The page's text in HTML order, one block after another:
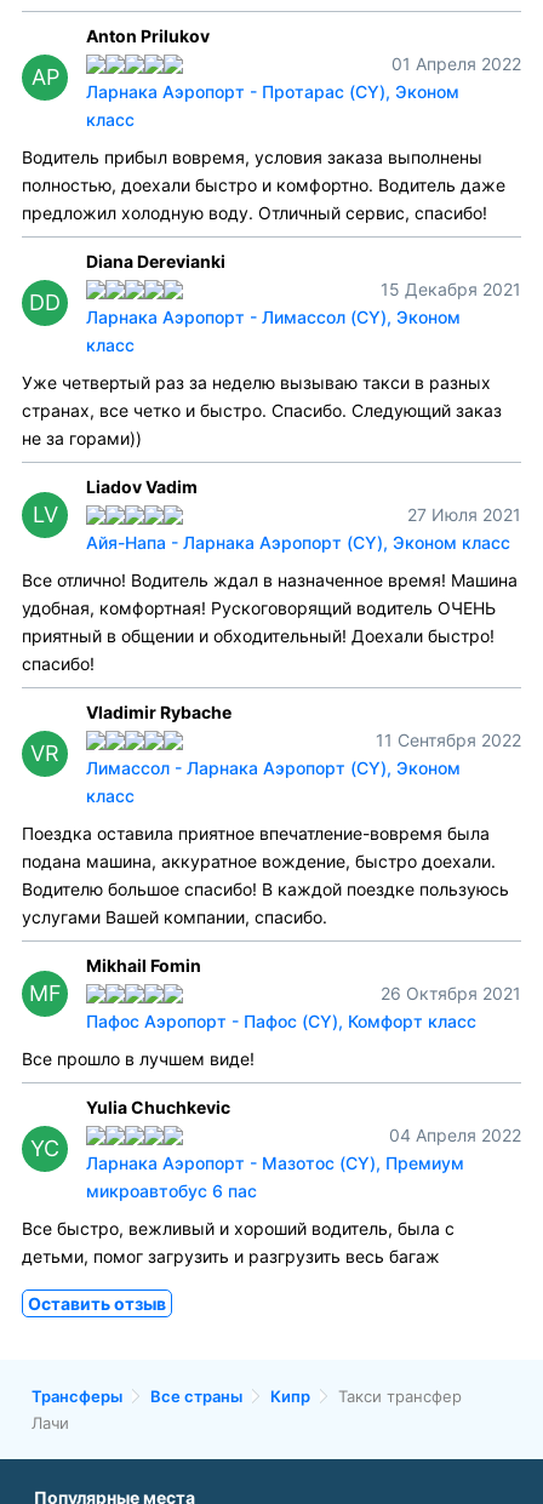
AP
Anton Prilukov
01 Апреля 2022
Ларнака Аэропорт - Протарас (CY), Эконом
класс
Водитель прибыл вовремя, условия заказа выполнены
полностью, доехали быстро и комфортно. Водитель даже
предложил холодную воду. Отличный сервис, спасибо!
DD
Diana Derevianki
15 Декабря 2021
Ларнака Аэропорт - Лимассол (CY), Эконом
класс
Уже четвертый раз за неделю вызываю такси в разных
странах, все четко и быстро. Спасибо. Следующий заказ
не за горами))
LV
Liadov Vadim
27 Июля 2021
Айя-Напа - Ларнака Аэропорт (CY), Эконом класс
Все отлично! Водитель ждал в назначенное время! Машина
удобная, комфортная! Рускоговорящий водитель ОЧЕНЬ
приятный в общении и обходительный! Доехали быстро!
спасибо!
VR
Vladimir Rybache
11 Сентября 2022
Лимассол - Ларнака Аэропорт (CY), Эконом
класс
Поездка оставила приятное впечатление-вовремя была
подана машина, аккуратное вождение, быстро доехали.
Водителю большое спасибо! В каждой поездке пользуюсь
услугами Вашей компании, спасибо.
MF
Mikhail Fomin
26 Октября 2021
Пафос Аэропорт - Пафос (CY), Комфорт класс
Все прошло в лучшем виде!
YC
Yulia Chuchkevic
04 Апреля 2022
Ларнака Аэропорт - Мазотос (CY), Премиум
микроавтобус 6 пас
Все быстро, вежливый и хороший водитель, была с
детьми, помог загрузить и разгрузить весь багаж
Оставить отзыв
Трансферы Все страны Кипр
Такси трансфер
Лачи
Популярные места